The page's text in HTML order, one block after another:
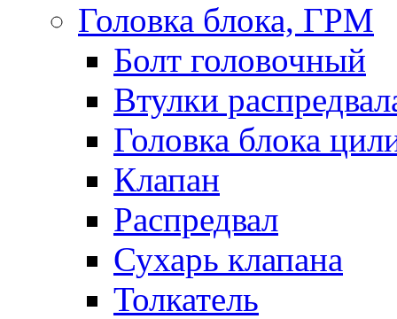
Головка блока, ГРМ
Болт головочный
Втулки
Головка блока
Клапан
Распредвал
Сухарь клапана
Толкатель